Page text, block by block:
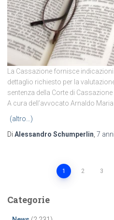
La Cassazione fornisce
dettaglio richiesto per la
sentenza della Corte di
A cura dell’avvocato Arnaldo Maria
(altro…)
Di Alessandro Schumperlin 7 anni
Paginazione
degli
1 2 3
Categorie